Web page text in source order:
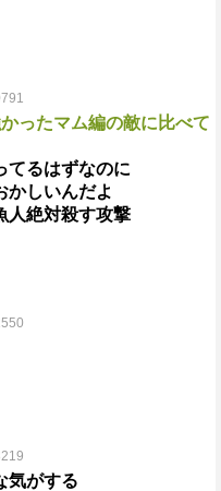
ったマム編の敵に比べて
てるはずなのに
かしいんだよ
人絶対殺す攻撃
気がする